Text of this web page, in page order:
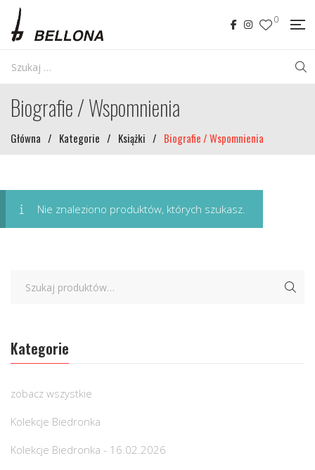
0
Biografie / Wspomnienia
Główna / Kategorie / Książki / Biografie / Wspomnienia
Nie znaleziono produktów, których szukasz.
Kategorie
zobacz wszystkie
Kolekcje Biedronka
Kolekcje Biedronka - 16.02.2026